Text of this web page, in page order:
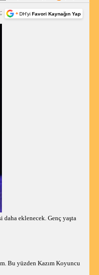
+ DH’yi Favori Kaynağın Yap
eklenecek. Genç yaşta
Bu yüzden Kazım Koyuncu